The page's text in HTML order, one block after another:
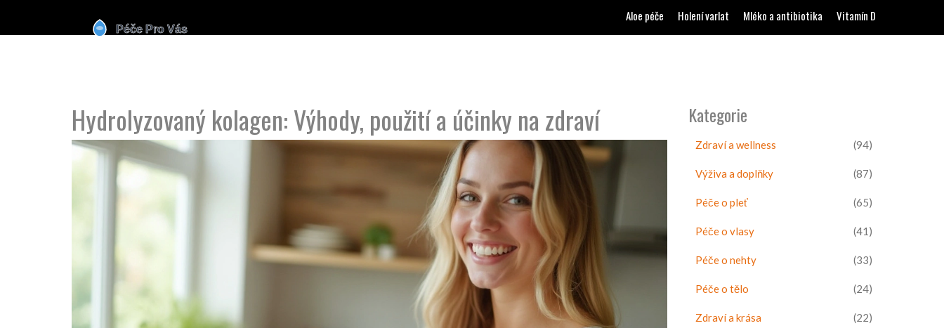
Aloe péče Holení varlat Mléko a antibiotika Vitamín D
Hydrolyzovaný kolagen: Výhody, použití a účinky na zdraví Kategorie
Zdraví a wellness (94)
Výživa a doplňky (87)
Péče o pleť (65)
Péče o vlasy (41)
Péče o nehty (33)
Péče o tělo (24)
Zdraví a krása (22)